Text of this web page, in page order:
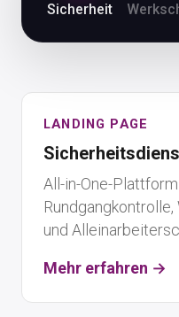
Sicherheit
LANDING PAGE
All-in-One-
und
Mehr erfahren →